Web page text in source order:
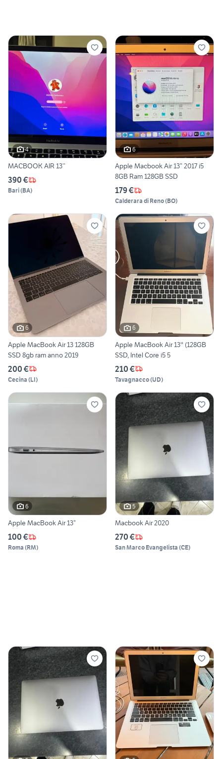
4
MACBOOK AIR 13’’
390 €
Bari(BA)
6
Apple Macbook Air 13” 2017 i5
8GB Ram 128GB SSD
179 €
Calderara di Reno(BO)
6
Apple MacBook Air 13 128GB
SSD 8gb ram anno 2019
200 €
Cecina (LI)
6
Apple MacBook Air 13'' (128GB
SSD, Intel Core i5 5
210 €
Tavagnacco(UD)
6
Apple MacBook Air 13”
100 €
Roma (RM)
5
Macbook Air 2020
270 €
San Marco Evangelista (CE)